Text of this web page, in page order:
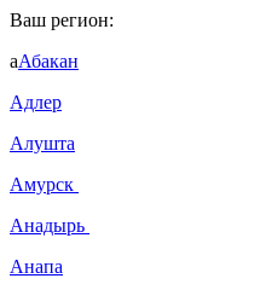
Ваш регион:
аАбакан
Адлер
Алушта
Амурск
Анадырь
Анапа